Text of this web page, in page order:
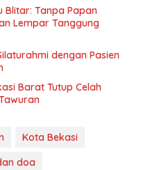
Blitar: Tanpa Papan
Lempar Tanggung
dengan Pasien
Barat Tutup Celah
Kota Bekasi
doa